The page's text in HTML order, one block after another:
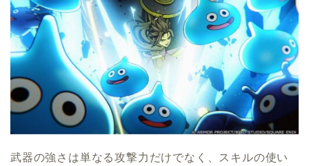
武器の強さは単なる攻撃力だけでなく、スキルの使い